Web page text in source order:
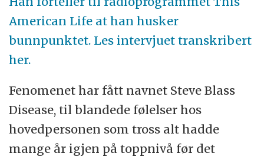
American Life at han husker
bunnpunktet. Les intervjuet transkribert
her.
Fenomenet har fått navnet Steve Blass
Disease, til blandede følelser hos
hovedpersonen som tross alt hadde
mange år igjen på toppnivå før det